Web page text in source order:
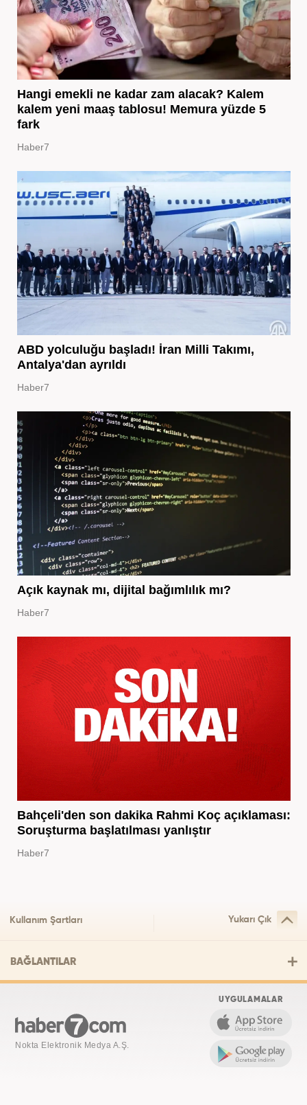
Hangi emekli ne kadar zam alacak? Kalem
kalem yeni maaş tablosu! Memura yüzde 5
fark
Haber7
ABD yolculuğu başladı! İran Milli Takımı,
Antalya'dan ayrıldı
Haber7
Açık kaynak mı, dijital bağımlılık mı?
Haber7
Bahçeli'den son dakika Rahmi Koç açıklaması:
Soruşturma başlatılması yanlıştır
Haber7
Kullanım Şartları Yukarı Çık
BAĞLANTILAR
Nokta Elektronik Medya A.Ş.
UYGULAMALAR